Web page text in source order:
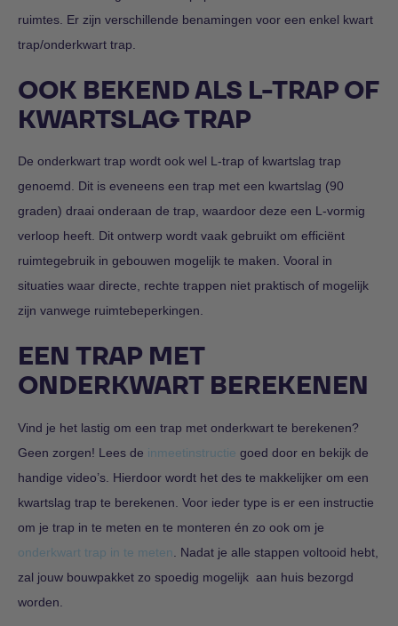
ruimtes. Er zijn verschillende benamingen voor een enkel kwart
trap/onderkwart trap.
OOK BEKEND ALS L-TRAP OF
KWARTSLAG TRAP
De onderkwart trap wordt ook wel L-trap of kwartslag trap
genoemd. Dit is eveneens een trap met een kwartslag (90
graden) draai onderaan de trap, waardoor deze een L-vormig
verloop heeft. Dit ontwerp wordt vaak gebruikt om efficiënt
ruimtegebruik in gebouwen mogelijk te maken. Vooral in
situaties waar directe, rechte trappen niet praktisch of mogelijk
zijn vanwege ruimtebeperkingen.
EEN TRAP MET
ONDERKWART BEREKENEN
Vind je het lastig om een trap met onderkwart te berekenen?
Geen zorgen! Lees de inmeetinstructie goed door en bekijk de
handige video’s. Hierdoor wordt het des te makkelijker om een
kwartslag trap te berekenen. Voor ieder type is er een instructie
om je trap in te meten en te monteren én zo ook om je
onderkwart trap in te meten . Nadat je alle stappen voltooid hebt,
zal jouw bouwpakket zo spoedig mogelijk aan huis bezorgd
worden.